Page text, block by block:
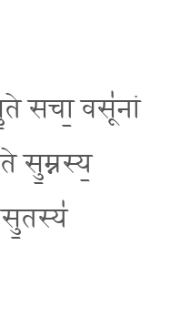
सचा॒ वसू॑नां
सु॒म्नस्य॒